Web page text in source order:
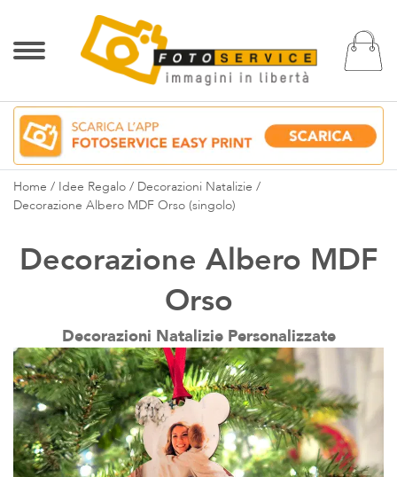
Home Idee Regalo
Decorazioni Natalizie
Decorazione Albero MDF Orso (singolo)
Decorazione Albero MDF
Orso
Decorazioni Natalizie Personalizzate
Vai
alla
fine
della
galleria
di
immagini